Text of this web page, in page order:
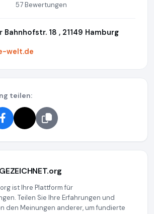
57 Bewertungen
Bahnhofstr. 18 , 21149 Hamburg
welt.de
teilen:
ist Ihre Plattform für
Teilen Sie Ihre Erfahrungen und
den Meinungen anderer, um fundierte